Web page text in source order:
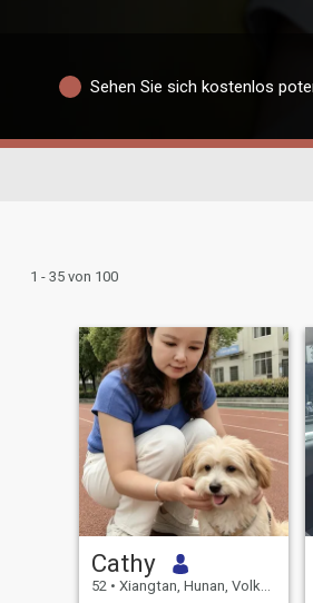
Sehen Sie sich kostenlos
1 - 35 von 100
Cathy
52 • Xiangtan, Hunan, Volksrep. China